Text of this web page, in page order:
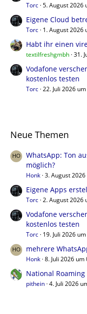
Torc 5. August 2026
Eigene Cloud
Torc 1. August 2026
Habt ihr einen
textilfreshgmbh 31.
Vodafone
kostenlos testen
Torc 22. Juli 2026
Neue Themen
WhatsApp: Ton
möglich?
Honk 3. August
Eigene Apps
Torc 2. August 2026
Vodafone
kostenlos testen
Torc 19. Juli 2026
mehrere
Honk 8. Juli 2026 um
National Roaming
pithein 4. Juli 2026